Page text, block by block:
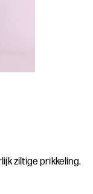
ziltige prikkeling.